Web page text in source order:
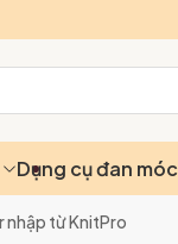
Dụng cụ đan móc
nhập từ KnitPro